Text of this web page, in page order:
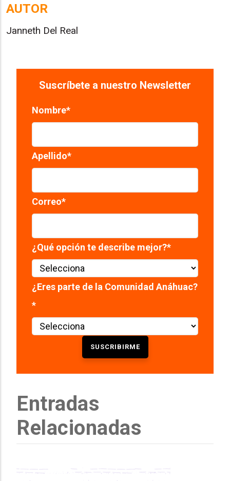
AUTOR
Janneth Del Real
Suscríbete a nuestro Newsletter
Nombre*
Apellido*
Correo*
¿Qué opción te describe mejor?*
¿Eres parte de la Comunidad Anáhuac?
*
Entradas
Relacionadas